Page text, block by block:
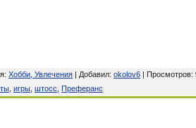
: Хобби, Увлечения | Добавил: okolov6 | Просмотров:
игры штосс Преферанс